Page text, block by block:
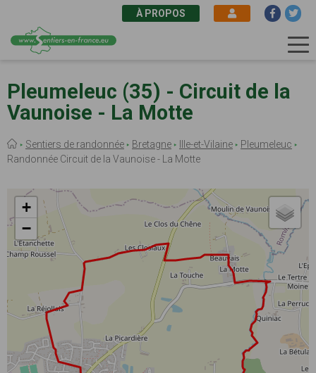
au
contenu
principal
À PROPOS
Pleumeleuc (35) - Circuit de la
Vaunoise - La Motte
Fil
d'Ariane
Sentiers de randonnée Bretagne Ille-et-Vilaine
Pleumeleuc
Randonnée Circuit de la Vaunoise - La Motte
+
−